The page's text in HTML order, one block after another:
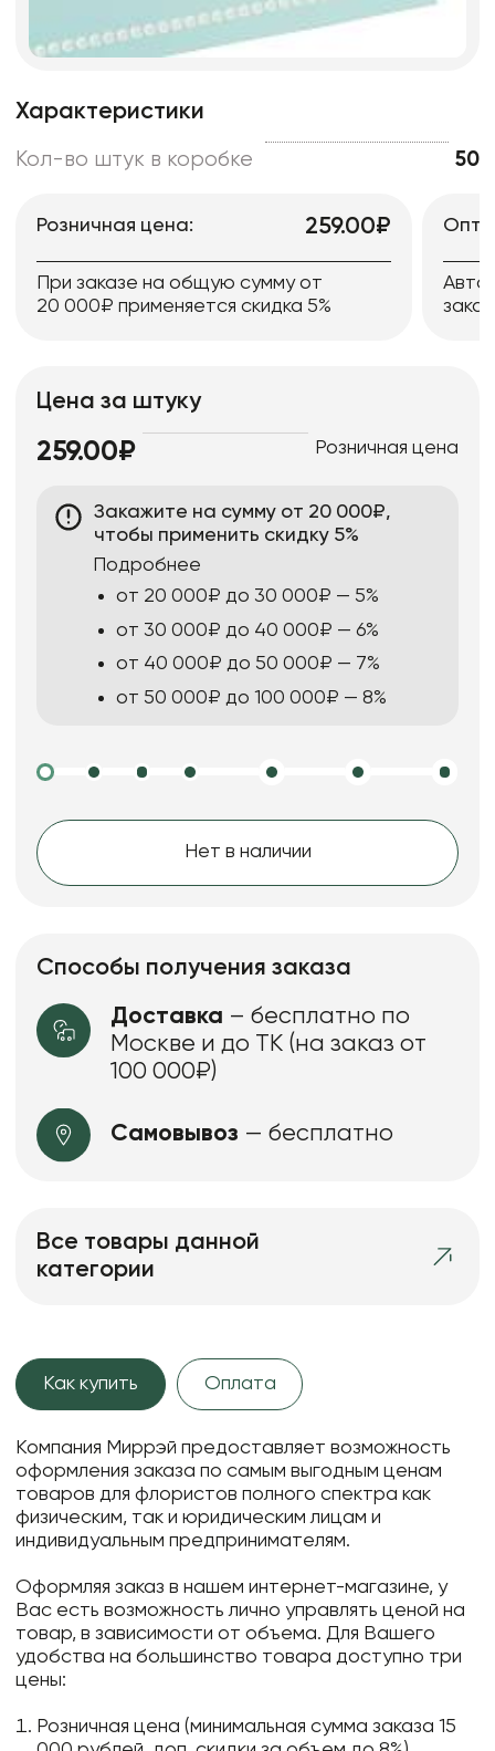
Характеристики
Кол-во штук в коробке 50
Розничная цена: 259.00₽
При заказе на общую сумму от
20 000₽ применяется скидка 5%
Цена за штуку
259.00₽ Розничная цена
Закажите на сумму от 20 000₽,
чтобы применить скидку 5%
Подробнее
от 20 000₽ до 30 000₽ — 5%
от 30 000₽ до 40 000₽ — 6%
от 40 000₽ до 50 000₽ — 7%
от 50 000₽ до 100 000₽ — 8%
Нет в наличии
Способы получения заказа
Доставка – бесплатно по
Москве и до ТК (на заказ от
100 000₽)
Самовывоз — бесплатно
Все товары данной
категории
Как купить Оплата
Компания Миррэй предоставляет возможность
оформления заказа по самым выгодным ценам
товаров для флористов полного спектра как
физическим, так и юридическим лицам и
индивидуальным предпринимателям.
Оформляя заказ в нашем интернет-магазине, у
Вас есть возможность лично управлять ценой на
товар, в зависимости от объема. Для Вашего
удобства на большинство товара доступно три
цены:
Розничная цена (минимальная сумма заказа 15